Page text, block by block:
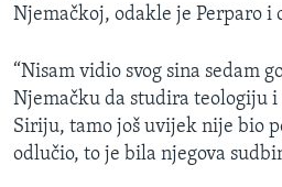
Njemačkoj, odakle je Perparo i
“Nisam vidio svog sina sedam
Njemačku da studira teologiju
Siriju, tamo još uvijek nije bio
odlučio, to je bila njegova